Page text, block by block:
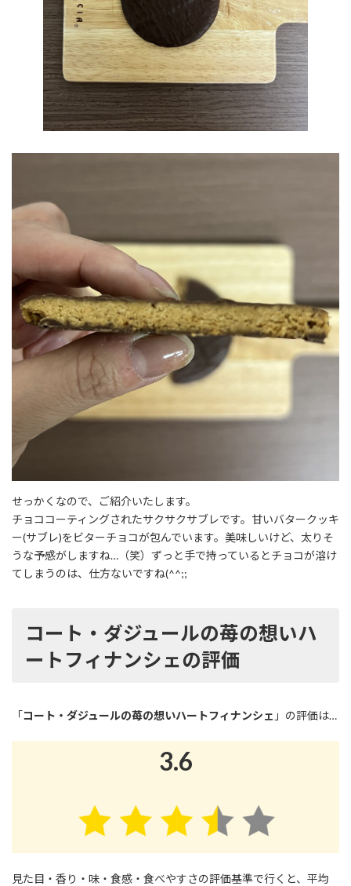
せっかくなので、ご紹介いたします。
チョココーティングされたサクサクサブレです。甘いバタークッキ
ー(サブレ)をビターチョコが包んでいます。美味しいけど、太りそ
うな予感がしますね…（笑）ずっと手で持っているとチョコが溶け
てしまうのは、仕方ないですね(^^;;
コート・ダジュールの苺の想いハ
ートフィナンシェの評価
「コート・ダジュールの苺の想いハートフィナンシェ 」の評価は…
3.6
見た目・香り・味・食感・食べやすさの評価基準で行くと、平均